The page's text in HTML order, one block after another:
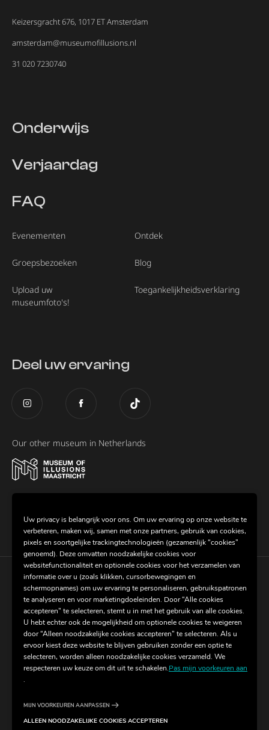
Keizersgracht 676, 1017 ET Amsterdam
amsterdam@museumofillusions.nl
31 020 7230740
Onderwijs
Verjaardag
FAQ
Evenementen
Groepsbezoeken
Upload uw
museumfoto's!
Ontdek
Blog
Toegankelijkheidsverklaring
Deel uw ervaring
Our other museum in Netherlands
group.
Cookie-instellingen
Algemene voorwaarden
Privacybeleid
Uw privacy is belangrijk voor ons. Om uw ervaring op onze website te
verbeteren, maken wij, samen met onze partners, gebruik van cookies,
pixels en soortgelijke trackingtechnologieën (gezamenlijk “cookies”
genoemd). Deze omvatten noodzakelijke cookies voor
websitefunctionaliteit en optionele cookies voor het verzamelen van
informatie over u (zoals klikken, cursorbewegingen en
schermopnames) om uw ervaring te personaliseren, gebruikspatronen
te analyseren en voor marketingdoeleinden. Door “Alle cookies
accepteren” te selecteren, stemt u in met het gebruik van alle cookies.
U hebt echter ook de mogelijkheid om optionele cookies te weigeren
door “Alleen noodzakelijke cookies accepteren” te selecteren. Als u
ervoor kiest deze website te blijven gebruiken zonder een optie te
selecteren, worden alleen noodzakelijke cookies verzameld. We
respecteren uw keuze om dit uit te schakelen.Pas mijn voorkeuren aan
.
ALLEEN NOODZAKELIJKE COOKIES ACCEPTEREN
MIJN VOORKEUREN AANPASSEN